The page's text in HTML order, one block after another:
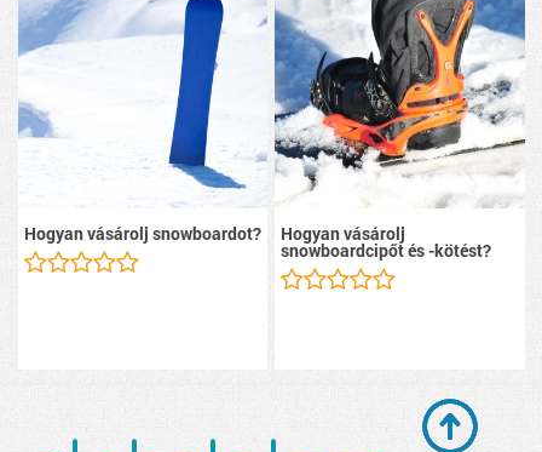
Hogyan vásárolj snowboardot? Hogyan vásárolj
snowboardcipőt és -kötést?